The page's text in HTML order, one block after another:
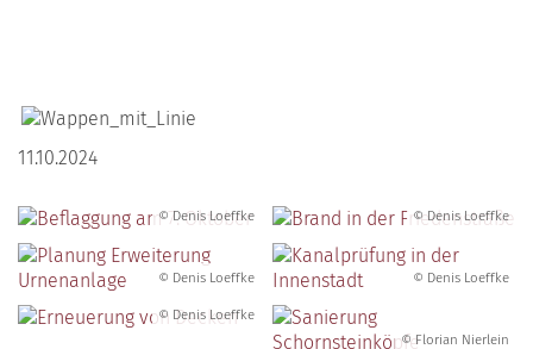
11.10.2024
© Denis Loeffke © Denis Loeffke
© Denis Loeffke © Denis Loeffke
© Denis Loeffke
© Florian Nierlein